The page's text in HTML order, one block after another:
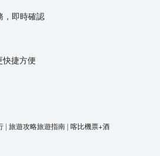
，即時確認
快捷方便
| 旅遊攻略旅遊指南 | 喀比機票+酒